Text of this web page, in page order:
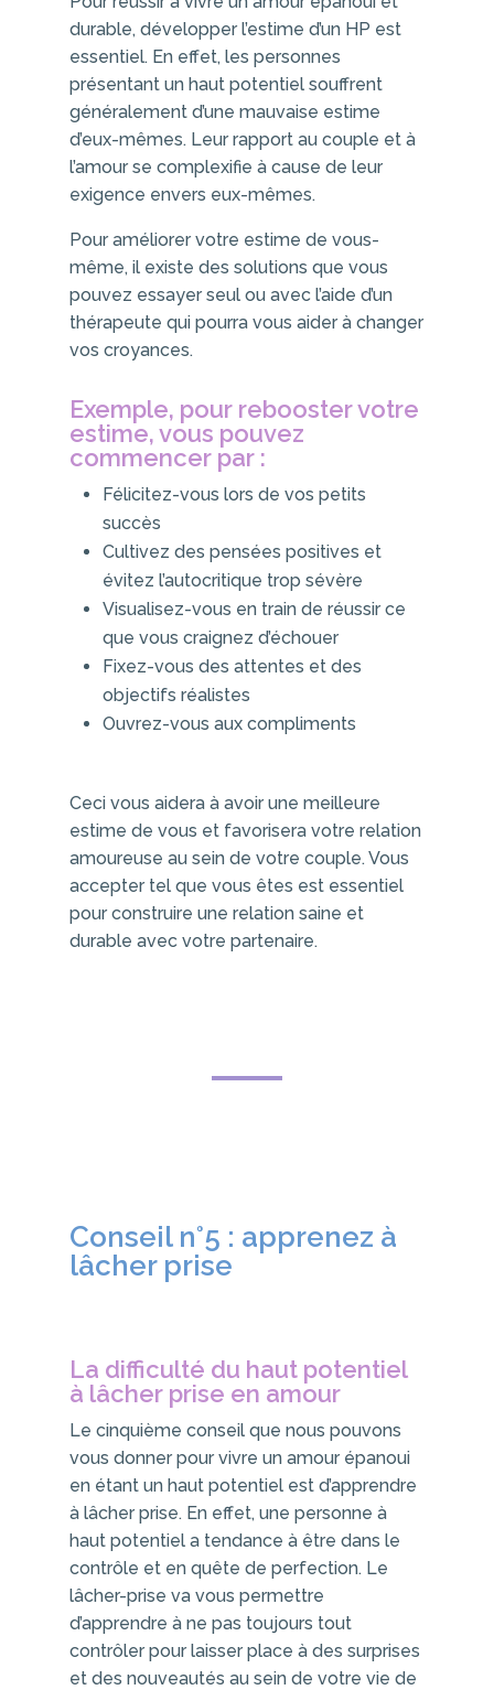
durable, développer l’estime d’un HP est
essentiel. En effet, les personnes
présentant un haut potentiel souffrent
généralement d’une mauvaise estime
d’eux-mêmes. Leur rapport au couple et à
l’amour se complexifie à cause de leur
exigence envers eux-mêmes.
Pour améliorer votre estime de vous-
même, il existe des solutions que vous
pouvez essayer seul ou avec l’aide d’un
thérapeute qui pourra vous aider à changer
vos croyances.
Exemple, pour rebooster votre
estime, vous pouvez
commencer par :
Félicitez-vous lors de vos petits
succès
Cultivez des pensées positives et
évitez l’autocritique trop sévère
Visualisez-vous en train de réussir ce
que vous craignez d’échouer
Fixez-vous des attentes et des
objectifs réalistes
Ouvrez-vous aux compliments
Ceci vous aidera à avoir une meilleure
estime de vous et favorisera votre relation
amoureuse au sein de votre couple. Vous
accepter tel que vous êtes est essentiel
pour construire une relation saine et
durable avec votre partenaire.
Conseil n°5 : apprenez à
lâcher prise
La difficulté du haut potentiel
à lâcher prise en amour
Le cinquième conseil que nous pouvons
vous donner pour vivre un amour épanoui
en étant un haut potentiel est d’apprendre
à lâcher prise. En effet, une personne à
haut potentiel a tendance à être dans le
contrôle et en quête de perfection. Le
lâcher-prise va vous permettre
d’apprendre à ne pas toujours tout
contrôler pour laisser place à des surprises
et des nouveautés au sein de votre vie de